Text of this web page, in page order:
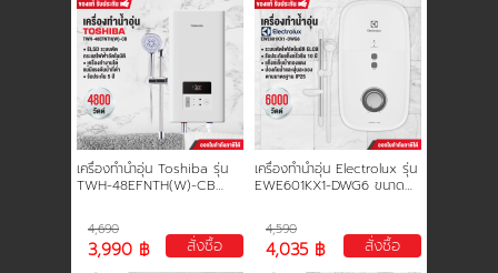
เครื่องทำน้ำอุ่น Toshiba รุ่น
TWH-48EFNTH(W)-CB
ทำความร้อน 5 ปี
4,690
3,990 ฿ สั่งซื้อ
เครื่องทำน้ำอุ่น Electrolux รุ่น
EWE601KX1-DWG6 ขนาด
4,590
4,035 ฿ สั่งซื้อ
สมัครสมาชิค ลืมรหัสผ่าน?
การซื้อของฉัน
🔥โปรโมชัน🔥
แคตตาล็อค